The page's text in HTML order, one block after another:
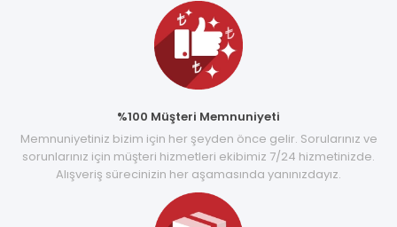
%100 Müşteri Memnuniyeti
Memnuniyetiniz bizim için her şeyden önce gelir. Sorularınız ve
sorunlarınız için müşteri hizmetleri ekibimiz 7/24 hizmetinizde.
Alışveriş sürecinizin her aşamasında yanınızdayız.